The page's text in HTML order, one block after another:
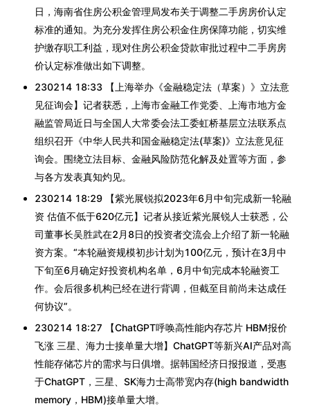
日，海南省住房公积金管理局发布关于调整二手房房价认定
标准的通知。为充分发挥住房公积金住房保障功能，切实维
护缴存职工利益，现对住房公积金贷款审批过程中二手房房
价认定标准做出如下调整。
230214 18:33 【上海举办《金融稳定法（草案）》立法意
见征询会】记者获悉，上海市金融工作党委、上海市地方金
融监管局近日与全国人大常委会法工委虹桥基层立法联系点
组织召开《中华人民共和国金融稳定法(草案)》立法意见征
询会。围绕立法目标、金融风险防范化解及处置等方面，参
与各方发表真知灼见。
230214 18:29 【紫光展锐拟2023年6月中旬完成新一轮融
资 估值不低于620亿元】记者从接近紫光展锐人士获悉，公
司董事长吴胜武在2月8日的投资者交流会上介绍了新一轮融
资方案。“本轮融资规模初步计划为100亿元，预计在3月中
下旬至6月确定好投资机构名单，6月中旬完成本轮融资工
作。会后很多机构已经在进行背调，但截至目前尚未达成任
何协议”。
230214 18:27 【ChatGPT呼唤高性能内存芯片 HBM报价
飞涨 三星、海力士接单量大增】ChatGPT等新兴AI产品对高
性能存储芯片的需求与日俱增。据韩国经济日报报道，受惠
于ChatGPT，三星、SK海力士高带宽内存(high bandwidth
memory，HBM)接单量大增。